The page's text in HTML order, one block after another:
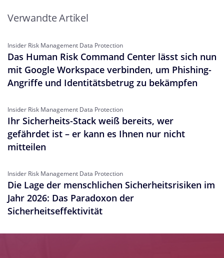
Verwandte Artikel
Insider Risk Management Data Protection
Das Human Risk Command Center lässt sich nun
mit Google Workspace verbinden, um Phishing-
Angriffe und Identitätsbetrug zu bekämpfen
Insider Risk Management Data Protection
Ihr Sicherheits-Stack weiß bereits, wer
gefährdet ist – er kann es Ihnen nur nicht
mitteilen
Insider Risk Management Data Protection
Die Lage der menschlichen Sicherheitsrisiken im
Jahr 2026: Das Paradoxon der
Sicherheitseffektivität